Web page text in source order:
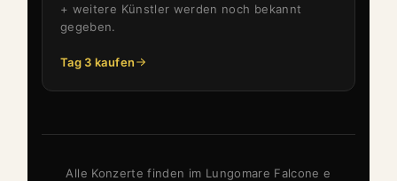
+ weitere Künstler werden noch bekannt
gegeben.
Tag 3 kaufen
Alle Konzerte finden im Lungomare Falcone e